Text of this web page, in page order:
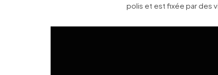
polis et est fixée par des